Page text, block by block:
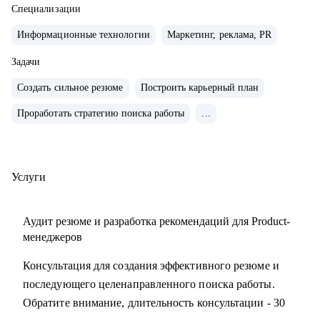
• Помогаю стартапам.
С чем помогу:
• Проверить ваши скиллы и разработать план роста.
• Подготовить к собеседованиям, тестовым и самой работе.
ваших текущих скиллов.
• Найти зону кратного роста для вашего продукта, помочь
вашего продукта и бизнеса
Кому могу помочь:
• Начинающим карьеру продакта.
• Профессионалам из смежных отраслей (маркетинг,
Специализации
Информационные технологии Маркетинг, реклама, PR
Задачи
Создать сильное резюме Построить карьерный план
Проработать стратегию поиска работы ...
Услуги
Аудит резюме и разработка рекомендаций для Product-
менеджеров
Консультация для создания эффективного резюме и
последующего целенаправленного поиска работы.
Обратите внимание, длительность консультации - 30